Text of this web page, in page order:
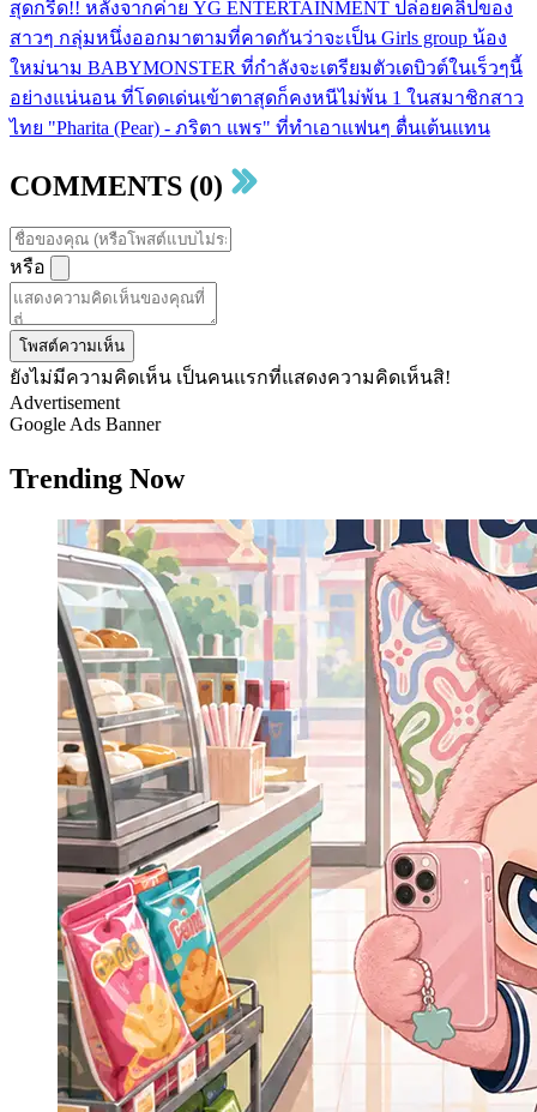
สุดกรี๊ด!! หลังจากค่าย YG ENTERTAINMENT ปล่อยคลิปของ
สาวๆ กลุ่มหนึ่งออกมาตามที่คาดกันว่าจะเป็น Girls group น้อง
ใหม่นาม BABYMONSTER ที่กำลังจะเตรียมตัวเดบิวต์ในเร็วๆนี้
อย่างแน่นอน ที่โดดเด่นเข้าตาสุดก็คงหนีไม่พ้น 1 ในสมาชิกสาว
ไทย "Pharita (Pear) - ภริตา แพร" ที่ทำเอาแฟนๆ ตื่นเต้นแทน
COMMENTS (0)
หรือ
โพสต์ความเห็น
ยังไม่มีความคิดเห็น เป็นคนแรกที่แสดงความคิดเห็นสิ!
Advertisement
Google Ads Banner
Trending Now